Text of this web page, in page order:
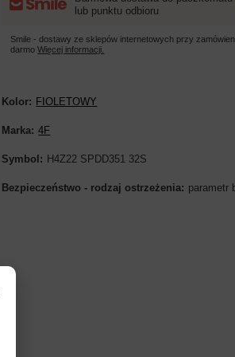
lub punktu odbioru
Smile - dostawy ze sklepów internetowych przy
darmoWięcej informacji.
Kolor FIOLETOWY
Marka 4F
Symbol H4Z22 SPDD351 32S
Bezpieczeństwo - rodzaj ostrzeżenia parametr